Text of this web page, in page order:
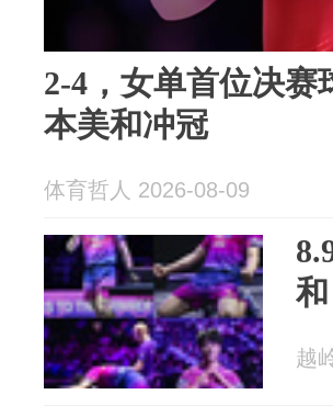
2-4，女单首位决
本美和冲冠
体育哲人 2026-08-09
越